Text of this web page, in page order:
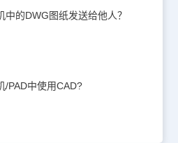
中的DWG图纸发送给他人？
/PAD中使用CAD?